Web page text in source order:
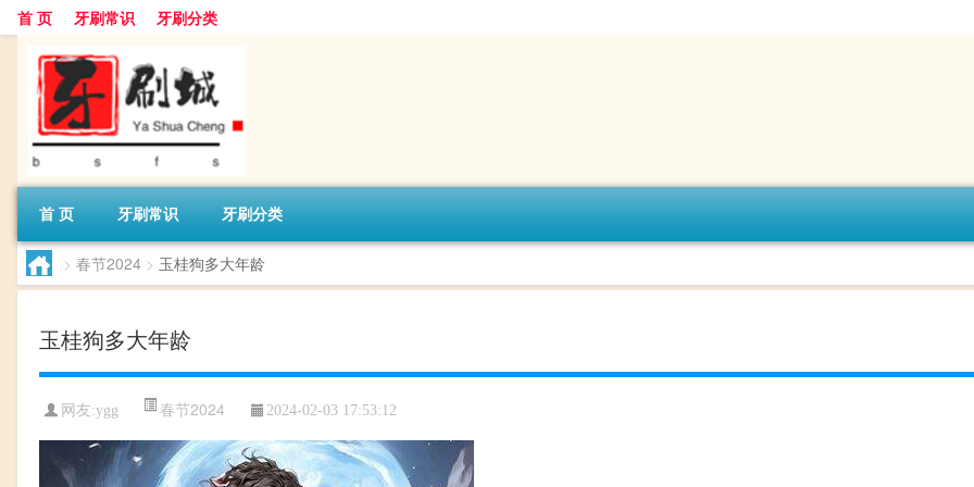
首 页 牙刷常识 牙刷分类
首 页 牙刷常识 牙刷分类
> 春节2024 > 玉桂狗多大年龄
玉桂狗多大年龄
网友:ygg 春节2024 2024-02-03 17:53:12